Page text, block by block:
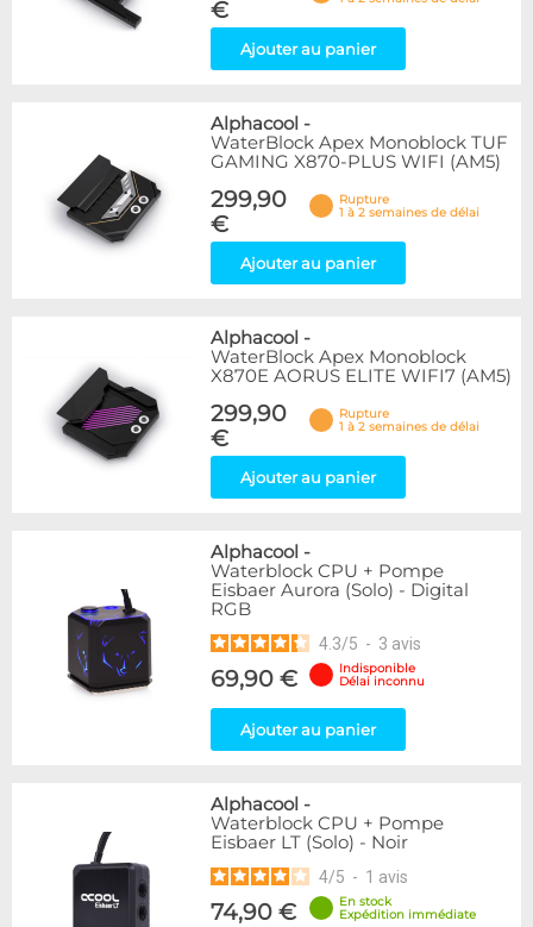
€
Ajouter au panier
Alphacool -
WaterBlock Apex Monoblock TUF
GAMING X870-PLUS WIFI (AM5)
299,90
€
Rupture
1 à 2 semaines de délai
Ajouter au panier
Alphacool -
WaterBlock Apex Monoblock
X870E AORUS ELITE WIFI7 (AM5)
299,90
€
Rupture
1 à 2 semaines de délai
Ajouter au panier
Alphacool -
Waterblock CPU + Pompe
Eisbaer Aurora (Solo) - Digital
RGB
4.3/5 - 3 avis
69,90 €
Indisponible
Délai inconnu
Ajouter au panier
Alphacool -
Waterblock CPU + Pompe
Eisbaer LT (Solo) - Noir
4/5 - 1 avis
74,90 €
En stock
Expédition immédiate